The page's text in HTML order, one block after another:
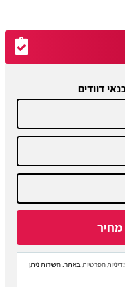
דוודים
הפרטיותבאתר. השירות ניתן